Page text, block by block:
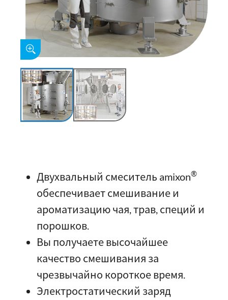
Двухвальный смеситель amixon®
обеспечивает смешивание и
ароматизацию чая, трав, специй и
порошков.
Вы получаете высочайшее
качество смешивания за
чрезвычайно короткое время.
Электростатический заряд